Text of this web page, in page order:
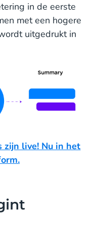
in de eerste
met een hogere
uitgedrukt in
zijn live! Nu in het